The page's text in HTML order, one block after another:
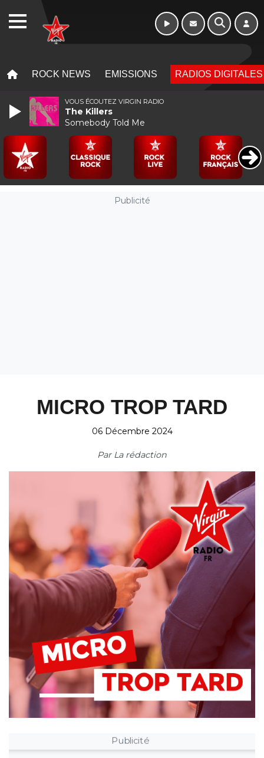
ROCK NEWS EMISSIONS RADIOS DIGITALES
Publicité
MICRO TROP TARD
06 Décembre 2024
Par La rédaction
Publicité
VOUS ÉCOUTEZ VIRGIN RADIO
The Killers
Somebody Told Me
WEBRADIO